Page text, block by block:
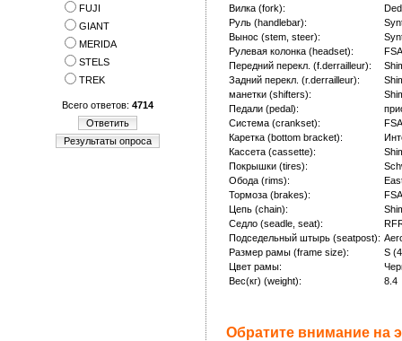
FUJI
GIANT
MERIDA
STELS
TREK
Всего ответов: 4714
Ответить
Результаты опроса
Вилка (fork):
Руль (handlebar):
Вынос (stem, steer):
Рулевая колонка (headset):
Передний перекл. (f.derrailleur):
Задний перекл. (r.derrailleur):
манетки (shifters):
Педали (pedal):
Система (crankset):
Каретка (bottom bracket):
Кассета (cassette):
Покрышки (tires):
Обода (rims):
Тормоза (brakes):
Цепь (chain):
Седло (seadle, seat):
Подседельный штырь (seatpost):
Размер рамы (frame size):
S
Цвет рамы:
Вес(кг) (weight):
8.4
Обратите внимание на